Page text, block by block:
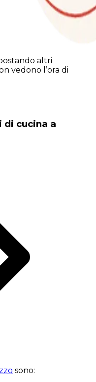
altri
vedono l’ora di
di cucina a
sono: